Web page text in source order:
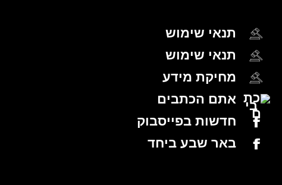
תנאי שימוש
תנאי שימוש
מחיקת מידע
אתם הכתבים
חדשות בפייסבוק
באר שבע ביחד